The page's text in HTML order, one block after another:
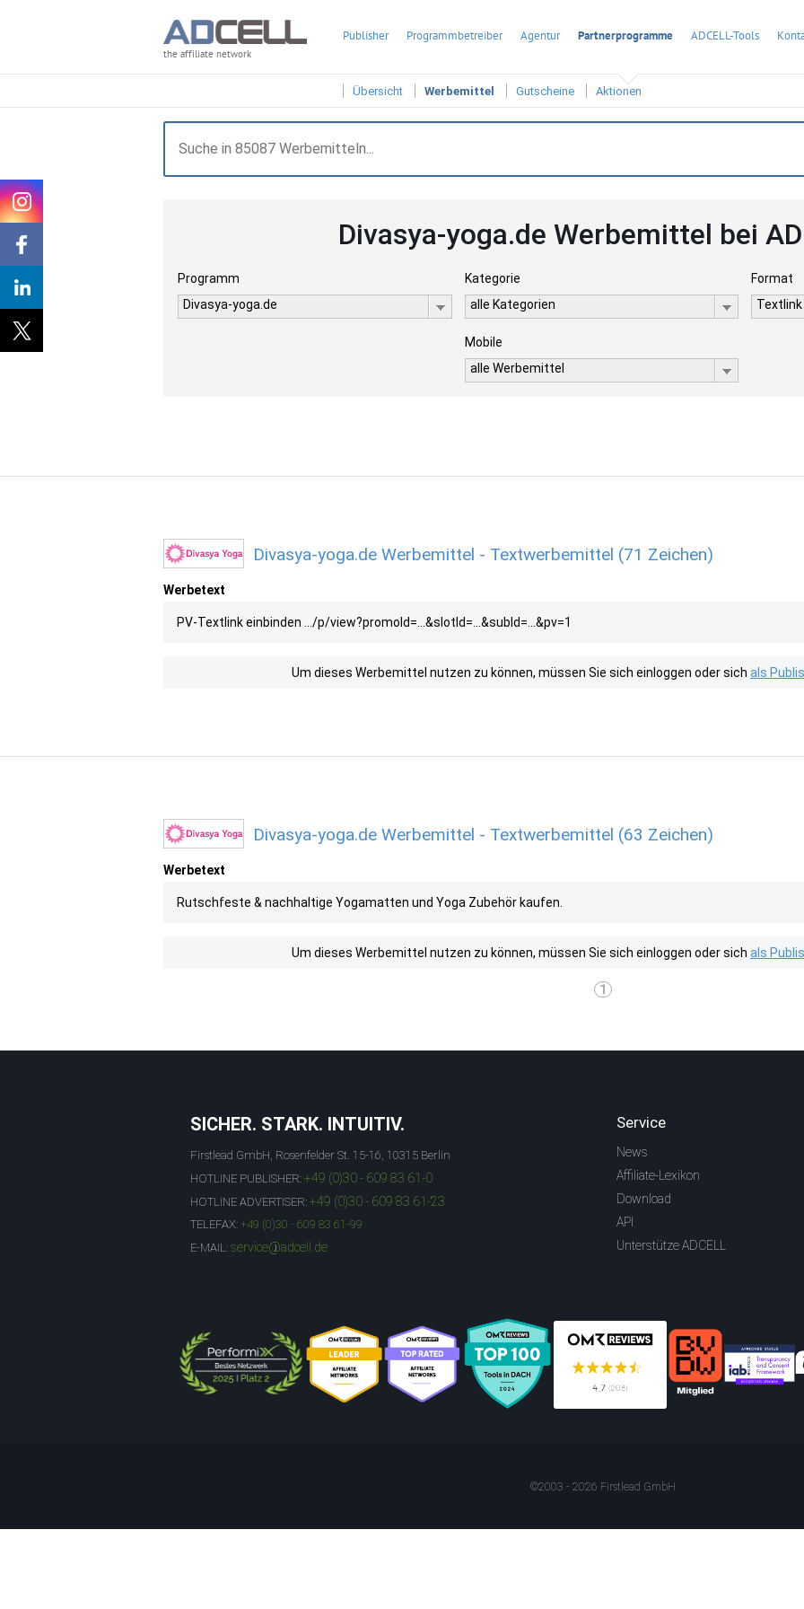
the affiliate network
Publisher Programmbetreiber Agentur Partnerprogramme ADCELL-Tools
Übersicht Werbemittel Gutscheine Aktionen
Divasya-yoga.de Werbemittel bei
Programm
Divasya-yoga.de
Kategorie
alle Kategorien
Format
Textlink
Mobile
alle Werbemittel
Divasya-yoga.de Werbemittel - Textwerbemittel (71 Zeichen)
Werbetext
PV-Textlink einbinden .../p/view?promoId=...&slotId=...&subId=...&pv=1
Um dieses Werbemittel nutzen zu können, müssen Sie sich einloggen oder sich als
Divasya-yoga.de Werbemittel - Textwerbemittel (63 Zeichen)
Werbetext
Rutschfeste & nachhaltige Yogamatten und Yoga Zubehör kaufen.
Um dieses Werbemittel nutzen zu können, müssen Sie sich einloggen oder sich als
1
SICHER. STARK. INTUITIV.
Firstlead GmbH, Rosenfelder St. 15-16, 10315 Berlin
HOTLINE PUBLISHER: +49 (0)30 - 609 83 61-0
HOTLINE ADVERTISER: +49 (0)30 - 609 83 61-23
TELEFAX: +49 (0)30 - 609 83 61-99
E-MAIL: service@adcell.de
Service
News
Affiliate-Lexikon
Download
API
Unterstütze ADCELL
©2003 - 2026 Firstlead GmbH